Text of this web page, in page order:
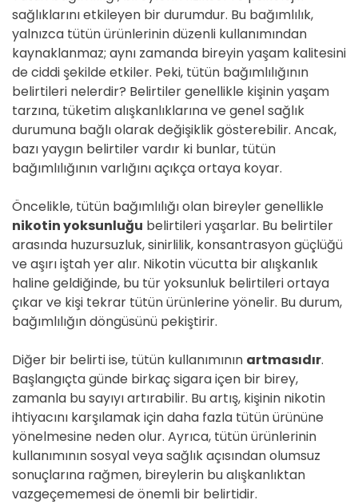
sağlıklarını etkileyen bir durumdur. Bu bağımlılık,
yalnızca tütün ürünlerinin düzenli kullanımından
kaynaklanmaz; aynı zamanda bireyin yaşam kalitesini
de ciddi şekilde etkiler. Peki, tütün bağımlılığının
belirtileri nelerdir? Belirtiler genellikle kişinin yaşam
tarzına, tüketim alışkanlıklarına ve genel sağlık
durumuna bağlı olarak değişiklik gösterebilir. Ancak,
bazı yaygın belirtiler vardır ki bunlar, tütün
bağımlılığının varlığını açıkça ortaya koyar.
Öncelikle, tütün bağımlılığı olan bireyler genellikle
nikotin yoksunluğu belirtileri yaşarlar. Bu belirtiler
arasında huzursuzluk, sinirlilik, konsantrasyon güçlüğü
ve aşırı iştah yer alır. Nikotin vücutta bir alışkanlık
haline geldiğinde, bu tür yoksunluk belirtileri ortaya
çıkar ve kişi tekrar tütün ürünlerine yönelir. Bu durum,
bağımlılığın döngüsünü pekiştirir.
Diğer bir belirti ise, tütün kullanımının artmasıdır.
Başlangıçta günde birkaç sigara içen bir birey,
zamanla bu sayıyı artırabilir. Bu artış, kişinin nikotin
ihtiyacını karşılamak için daha fazla tütün ürününe
yönelmesine neden olur. Ayrıca, tütün ürünlerinin
kullanımının sosyal veya sağlık açısından olumsuz
sonuçlarına rağmen, bireylerin bu alışkanlıktan
vazgeçememesi de önemli bir belirtidir.